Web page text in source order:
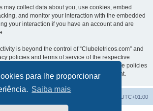
para lhe proporcionar
Saiba mais
may collect data about you, use cookies, embed
and monitor your interaction with the embedded
your interaction if you have an account and are
is beyond the control of “Clubeletricos.com” and
policies and terms of service of the respective
you to review the privacy and cookie policies
you interact with through embedded content.
UTC+01:00